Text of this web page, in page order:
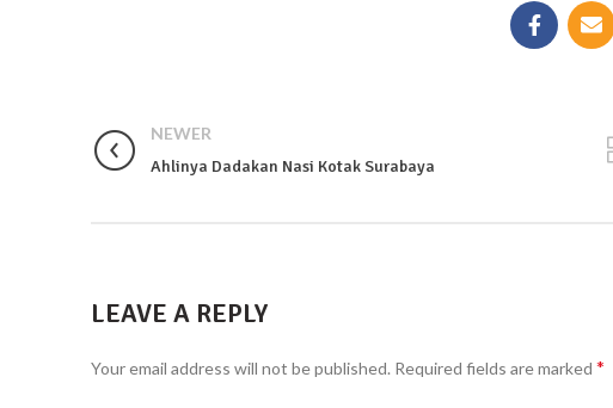
NEWER
Ahlinya Dadakan Nasi Kotak Surabaya
LEAVE A REPLY
Your email address will not be published. Required fields are marked *